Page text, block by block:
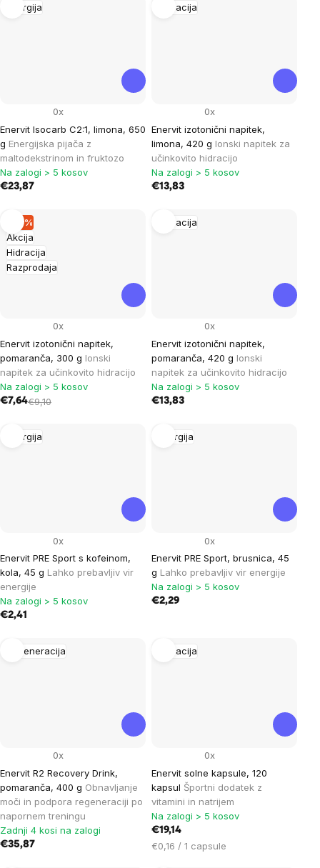
Energija
Enervit Isocarb C2:1, limona, 650
g Energijska pijača z
maltodekstrinom in fruktozo
0x
Na zalogi > 5 kosov
€23,87
Hidracija
Enervit izotonični napitek,
limona, 420 g Ionski napitek za
učinkovito hidracijo
0x
Na zalogi > 5 kosov
€13,83
Akcija
Hidracija
Razprodaja
–16 %
Enervit izotonični napitek,
pomaranča, 300 g Ionski
napitek za učinkovito hidracijo
0x
Na zalogi > 5 kosov
€7,64€9,10
Hidracija
Enervit izotonični napitek,
pomaranča, 420 g Ionski
napitek za učinkovito hidracijo
0x
Na zalogi > 5 kosov
€13,83
Energija
Enervit PRE Sport s kofeinom,
kola, 45 g Lahko prebavljiv vir
energije
0x
Na zalogi > 5 kosov
€2,41
Energija
Enervit PRE Sport, brusnica, 45
g Lahko prebavljiv vir energije
0x
Na zalogi > 5 kosov
€2,29
Regeneracija
Enervit R2 Recovery Drink,
pomaranča, 400 g Obnavljanje
moči in podpora regeneraciji po
napornem treningu
0x
Zadnji 4 kosi na zalogi
€35,87
Hidracija
Enervit solne kapsule, 120
kapsul Športni dodatek z
vitamini in natrijem
0x
Na zalogi > 5 kosov
€19,14
Cena
€0,16 / 1 capsule